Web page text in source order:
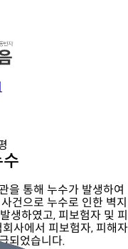
을 통해 누수가 발생하여
건으로 누수로 인한 벽지
생하였고, 피보험자 및 피
사에서 피보험자, 피해자
되었습니다.